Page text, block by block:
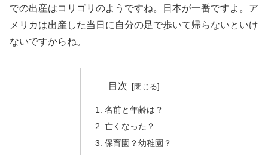
での出産はコリゴリのようですね。日本が一番ですよ。ア
メリカは出産した当日に自分の足で歩いて帰らないといけ
ないですからね。
目次
名前と年齢は？
亡くなった？
保育園？幼稚園？